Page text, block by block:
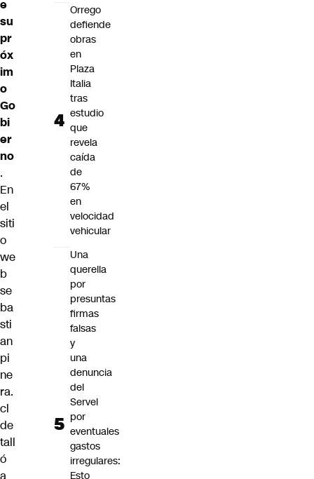
e
su
pr
óx
im
o
Go
bi
er
no
.
En
el
siti
o
we
b
se
ba
sti
an
pi
ne
ra.
cl
de
tall
ó
a
Orrego
defiende
obras
en
Plaza
Italia
tras
estudio
que
revela
caída
de
67%
en
velocidad
vehicular
Una
querella
por
presuntas
firmas
falsas
y
una
denuncia
del
Servel
por
eventuales
gastos
irregulares:
Esto